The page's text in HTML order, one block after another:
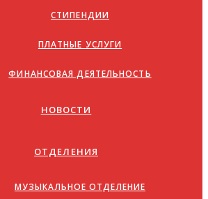
СТИПЕНДИИ
ПЛАТНЫЕ УСЛУГИ
ФИНАНСОВАЯ ДЕЯТЕЛЬНОСТЬ
НОВОСТИ
ОТДЕЛЕНИЯ
МУЗЫКАЛЬНОЕ ОТДЕЛЕНИЕ